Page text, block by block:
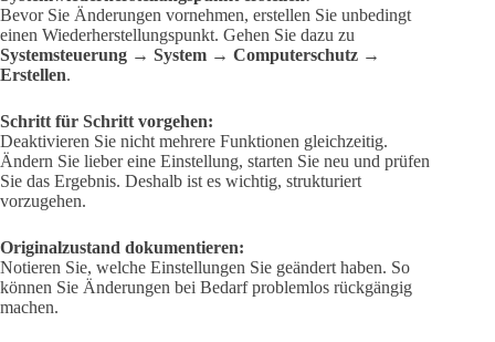
Bevor Sie Änderungen vornehmen, erstellen Sie unbedingt
einen Wiederherstellungspunkt. Gehen Sie dazu zu
Systemsteuerung → System → Computerschutz →
Erstellen.
Schritt für Schritt vorgehen:
Deaktivieren Sie nicht mehrere Funktionen gleichzeitig.
Ändern Sie lieber eine Einstellung, starten Sie neu und prüfen
Sie das Ergebnis. Deshalb ist es wichtig, strukturiert
vorzugehen.
Originalzustand dokumentieren:
Notieren Sie, welche Einstellungen Sie geändert haben. So
können Sie Änderungen bei Bedarf problemlos rückgängig
machen.